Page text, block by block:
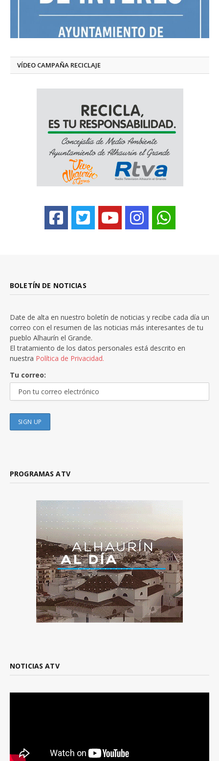
VÍDEO CAMPAÑA RECICLAJE
BOLETÍN DE NOTICIAS
Date de alta en nuestro boletín de noticias y recibe cada día un
correo con el resumen de las noticias más interesantes de tu
pueblo Alhaurín el Grande.
El tratamiento de los datos personales está descrito en
nuestra Política de Privacidad.
Tu correo:
PROGRAMAS ATV
NOTICIAS ATV